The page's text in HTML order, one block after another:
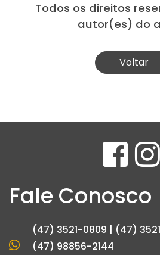
Todos os direitos
autor(es) do
Voltar
Fale Conosco
(47) 3521-0809 | (47)
(47) 98856-2144